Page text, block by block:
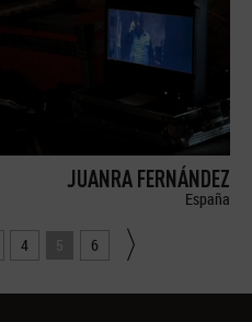
JUANRA FERNÁNDEZ
España
4 5 6